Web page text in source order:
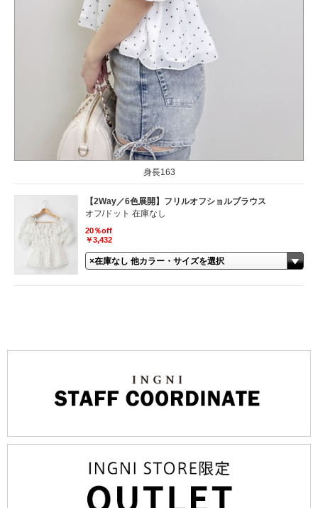
身長163
【2Way／6色展開】フリルオフショルブラウス
オフ/ドット 在庫なし
20％off
￥3,432